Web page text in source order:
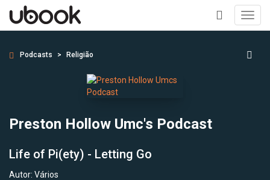
+
Podcasts Religião
Preston Hollow Umc's Podcast
Life of Pi(ety) - Letting Go
Autor: Vários